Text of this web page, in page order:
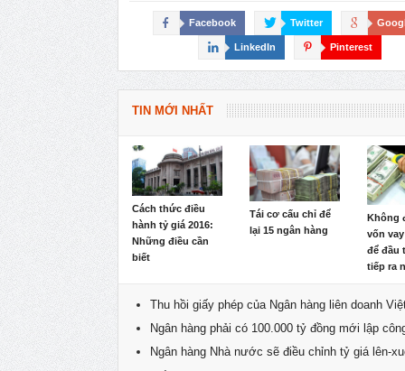
Facebook Twitter
LinkedIn Pinterest
TIN MỚI NHẤT
Cách thức điều
hành tỷ giá 2016:
Những điều cần
biết
Tái cơ cấu chỉ để
lại 15 ngân hàng
Không
vốn
để đầu
tiếp ra
Thu hồi giấy phép của Ngân hàng liên doanh
Ngân hàng phải có 100.000 tỷ đồng mới lập
Ngân hàng Nhà nước sẽ điều chỉnh tỷ giá lên-